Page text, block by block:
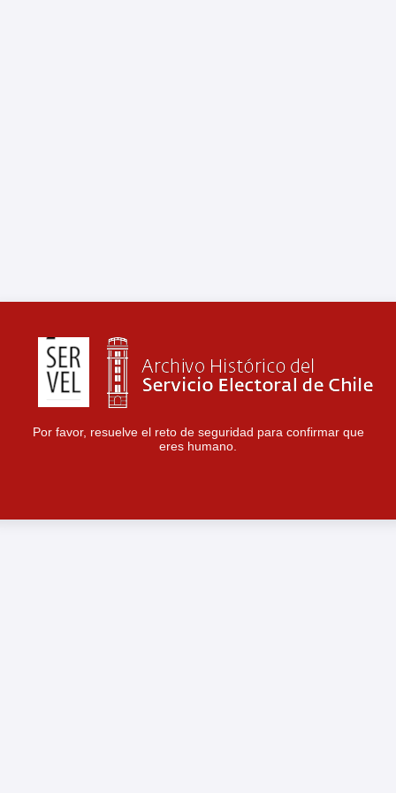
Por favor, resuelve el reto de seguridad para confirmar que
eres humano.